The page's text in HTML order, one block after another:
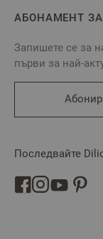
АБОНАМЕНТ
Запишете се за
първи за най-
Последвайте